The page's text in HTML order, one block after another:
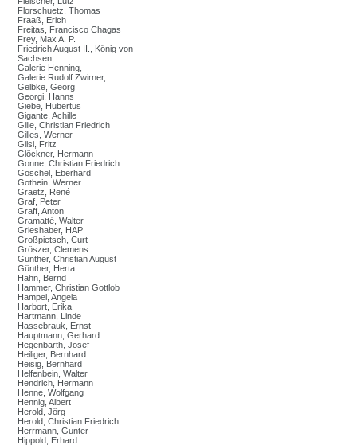
Florschuetz, Thomas
Fraaß, Erich
Freitas, Francisco Chagas
Frey, Max A. P.
Friedrich August II., König von
Sachsen,
Galerie Henning,
Galerie Rudolf Zwirner,
Gelbke, Georg
Georgi, Hanns
Giebe, Hubertus
Gigante, Achille
Gille, Christian Friedrich
Gilles, Werner
Gilsi, Fritz
Glöckner, Hermann
Gonne, Christian Friedrich
Göschel, Eberhard
Gothein, Werner
Graetz, René
Graf, Peter
Graff, Anton
Gramatté, Walter
Grieshaber, HAP
Großpietsch, Curt
Gröszer, Clemens
Günther, Christian August
Günther, Herta
Hahn, Bernd
Hammer, Christian Gottlob
Hampel, Angela
Harbort, Erika
Hartmann, Linde
Hassebrauk, Ernst
Hauptmann, Gerhard
Hegenbarth, Josef
Heiliger, Bernhard
Heisig, Bernhard
Helfenbein, Walter
Hendrich, Hermann
Henne, Wolfgang
Hennig, Albert
Herold, Jörg
Herold, Christian Friedrich
Herrmann, Gunter
Hippold, Erhard